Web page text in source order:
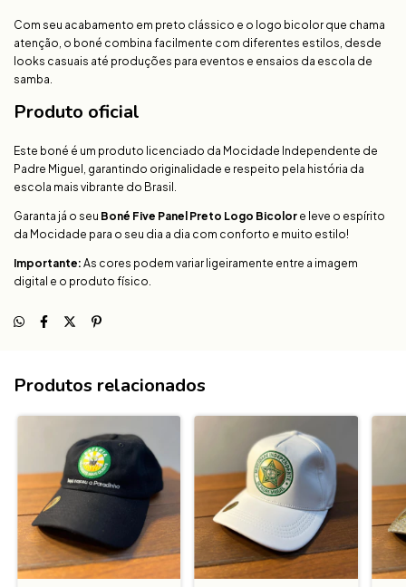
Com seu acabamento em preto clássico e o logo bicolor que chama
atenção, o boné combina facilmente com diferentes estilos, desde
looks casuais até produções para eventos e ensaios da escola de
samba.
Produto oficial
Este boné é um produto licenciado da Mocidade Independente de
Padre Miguel, garantindo originalidade e respeito pela história da
escola mais vibrante do Brasil.
Garanta já o seu Boné Five Panel Preto Logo Bicolor e leve o espírito
da Mocidade para o seu dia a dia com conforto e muito estilo!
Importante: As cores podem variar ligeiramente entre a imagem
digital e o produto físico.
Produtos relacionados